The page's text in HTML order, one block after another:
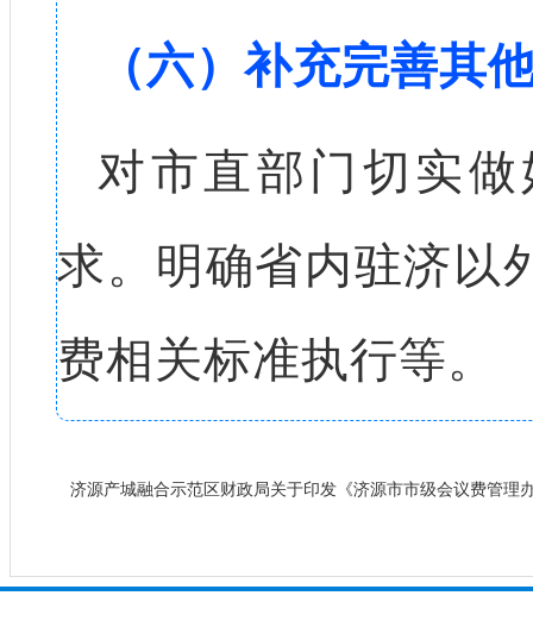
（六）补充完善其
对市直部门切实
求。明确省内驻济以
费相关标准执行等。
济源产城融合示范区财政局关于印发《济源市市级会议费管理